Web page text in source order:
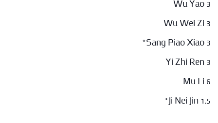
Wu Yao 3
Wu Wei Zi 3
Sang Piao Xiao 3*
Yi Zhi Ren 3
Mu Li 6
Ji Nei Jin 1.5*